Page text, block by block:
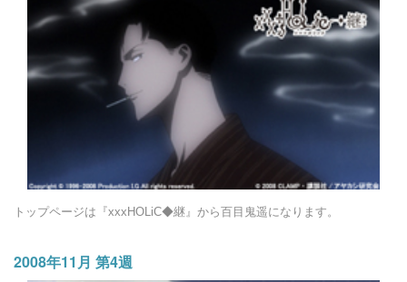
トップページは『xxxHOLiC◆継』から百目鬼遥になります。
2008年11月 第4週